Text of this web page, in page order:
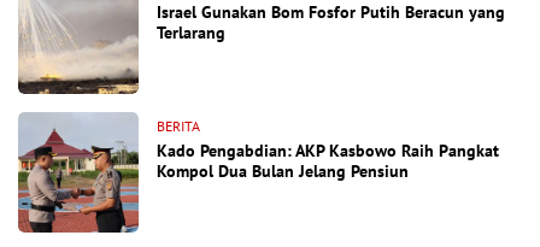
Israel Gunakan Bom Fosfor Putih Beracun yang
Terlarang
BERITA
Kado Pengabdian: AKP Kasbowo Raih Pangkat
Kompol Dua Bulan Jelang Pensiun